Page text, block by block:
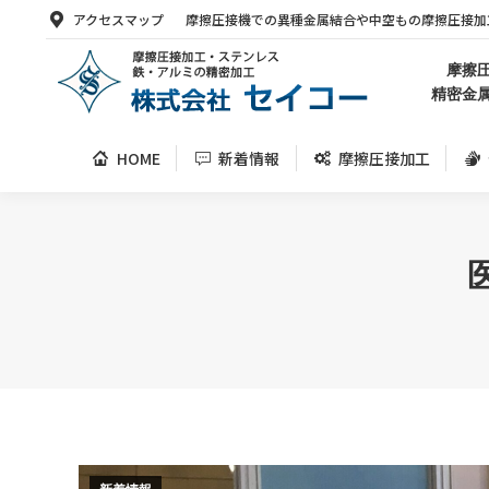
アクセスマップ 摩擦圧接機での異種金属結合や中空もの摩擦圧接
摩擦
精密金
HOME 新着情報 摩擦圧接加工
HOME 新着情報 摩擦圧接加工